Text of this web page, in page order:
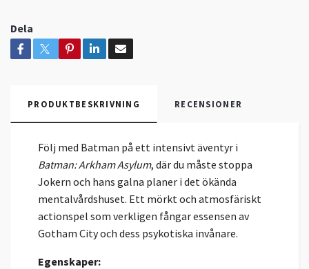
Dela
PRODUKTBESKRIVNING RECENSIONER
Följ med Batman på ett intensivt äventyr i
Batman: Arkham Asylum, där du måste stoppa
Jokern och hans galna planer i det ökända
mentalvårdshuset. Ett mörkt och atmosfäriskt
actionspel som verkligen fångar essensen av
Gotham City och dess psykotiska invånare.
Egenskaper: